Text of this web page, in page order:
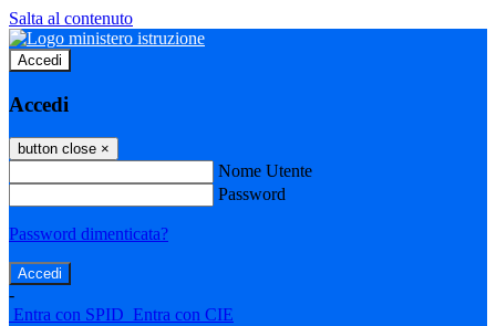
Salta al contenuto
Accedi
Accedi
button close ×
Nome Utente
Password
Password dimenticata?
-
Entra con SPID Entra con CIE